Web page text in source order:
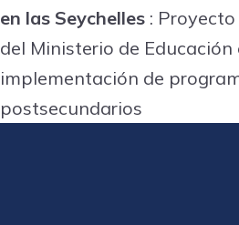
en las Seychelles :
del Ministerio de Educación
implementación de
postsecundarios